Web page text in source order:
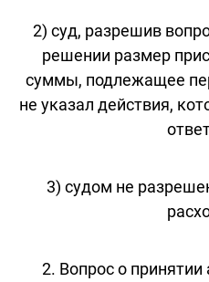
2) суд, разрешив
решении размер
суммы, подлежащее
не указал действия,
3) судом не
2. Вопрос о